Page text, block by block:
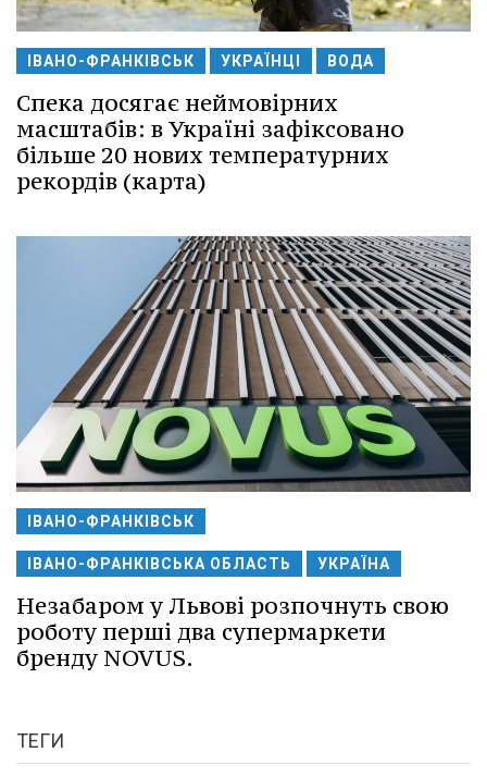
ІВАНО-ФРАНКІВСЬК УКРАЇНЦІ ВОДА
Спека досягає неймовірних
масштабів: в Україні зафіксовано
більше 20 нових температурних
рекордів (карта)
ІВАНО-ФРАНКІВСЬК
ІВАНО-ФРАНКІВСЬКА ОБЛАСТЬ УКРАЇНА
Незабаром у Львові розпочнуть свою
роботу перші два супермаркети
бренду NOVUS.
ТЕГИ